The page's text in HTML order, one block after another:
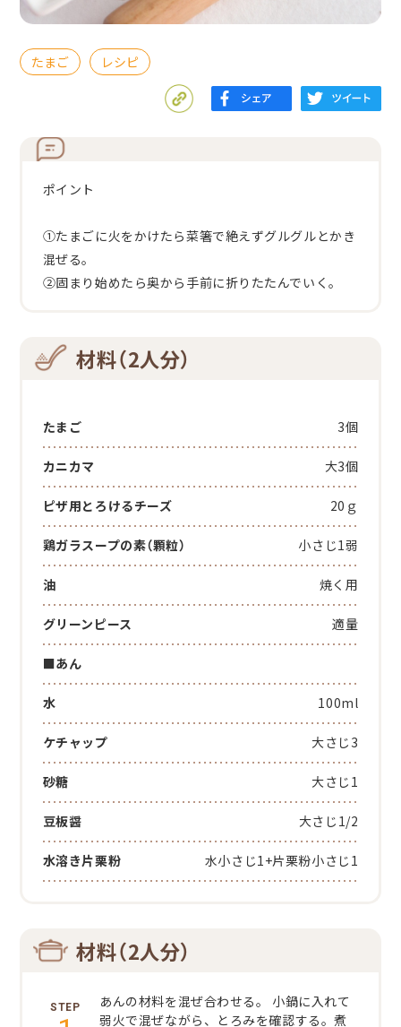
たまご レシピ
ポイント
①たまごに火をかけたら菜箸で絶えずグルグルとかき
混ぜる。
②固まり始めたら奥から手前に折りたたんでいく。
材料（2人分）
たまご 3個
カニカマ 大3個
ピザ用とろけるチーズ 20ｇ
鶏ガラスープの素（顆粒） 小さじ1弱
油 焼く用
グリーンピース 適量
■あん
水 100ml
ケチャップ 大さじ3
砂糖 大さじ1
豆板醤 大さじ1/2
水溶き片栗粉 水小さじ1+片栗粉小さじ1
材料（2人分）
あんの材料を混ぜ合わせる。
小鍋に入れて
弱火で混ぜながら、とろみを確認する。煮